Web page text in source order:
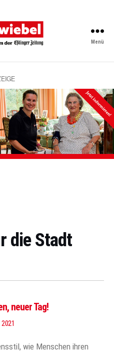
Vereinsforum
Eßlinger
Zeitung
Menü
die Stadt
neuer Tag!
wie Menschen ihren